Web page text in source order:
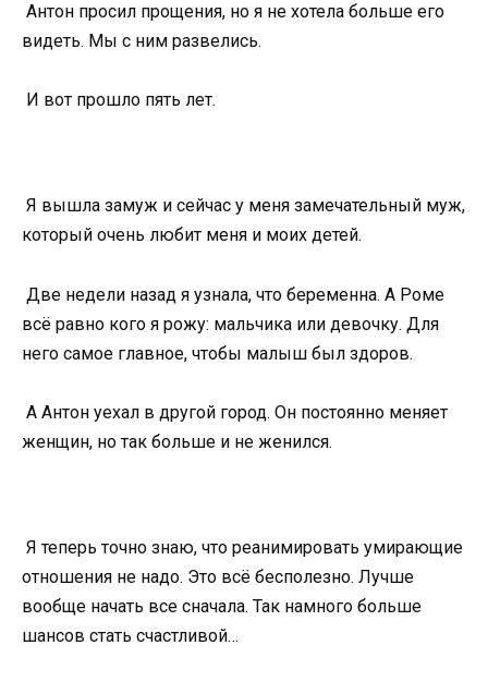
Антон просил прощения, но я не хотела больше его
видеть. Мы с ним развелись.
И вот прошло пять лет.
Я вышла замуж и сейчас у меня замечательный муж,
который очень любит меня и моих детей.
Две недели назад я узнала, что беременна. А Роме
всё равно кого я рожу: мальчика или девочку. Для
него самое главное, чтобы малыш был здоров.
А Антон уехал в другой город. Он постоянно меняет
женщин, но так больше и не женился.
Я теперь точно знаю, что реанимировать умирающие
отношения не надо. Это всё бесполезно. Лучше
вообще начать все сначала. Так намного больше
шансов стать счастливой…